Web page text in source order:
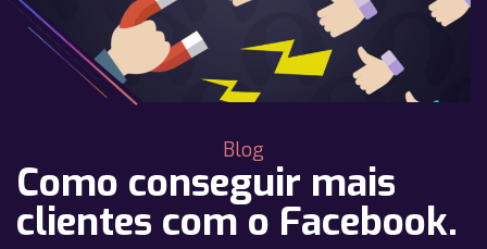
Blog
Como conseguir mais
clientes com o Facebook.